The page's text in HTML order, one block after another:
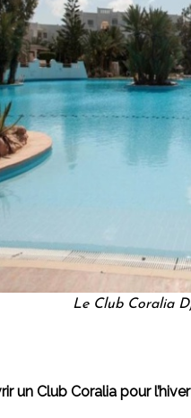
Le Club Coralia
un Club Coralia pour